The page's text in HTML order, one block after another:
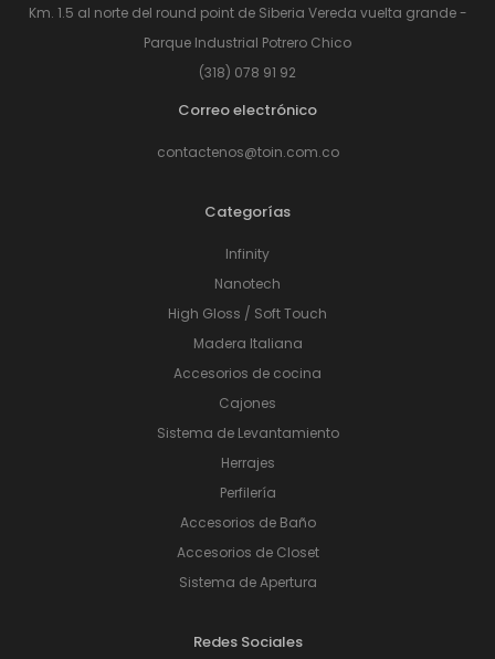
Km. 1.5 al norte del round point de Siberia Vereda vuelta grande -
Parque Industrial Potrero Chico
(318) 078 91 92
Correo electrónico
contactenos@toin.com.co
Categorías
Infinity
Nanotech
High Gloss / Soft Touch
Madera Italiana
Accesorios de cocina
Cajones
Sistema de Levantamiento
Herrajes
Perfilería
Accesorios de Baño
Accesorios de Closet
Sistema de Apertura
Redes Sociales